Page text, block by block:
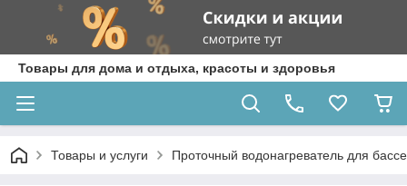
Товары для дома и отдыха, красоты и здоровья
Товары и услуги Проточный водонагреватель для